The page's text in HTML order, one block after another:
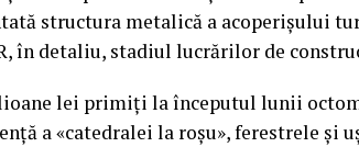
structura metalică a acoperişului
în detaliu, stadiul lucrărilor de
lei primiţi la începutul lunii
a «catedralei la roşu», ferestrele şi